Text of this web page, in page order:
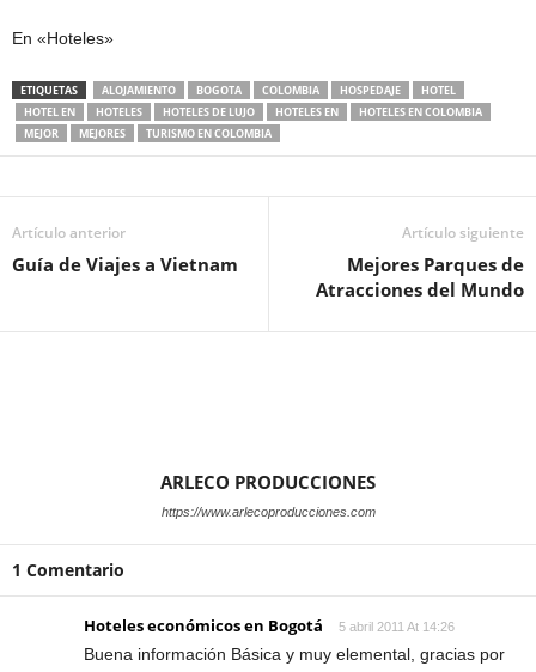
En «Hoteles»
ETIQUETAS ALOJAMIENTO BOGOTA COLOMBIA HOSPEDAJE
HOTEL
HOTEL EN
HOTELES HOTELES DE LUJO HOTELES EN
HOTELES EN COLOMBIA
MEJOR
MEJORES TURISMO EN COLOMBIA
Artículo anterior
Guía de Viajes a Vietnam
Artículo siguiente
Mejores Parques de
Atracciones del Mundo
ARLECO PRODUCCIONES
https://www.arlecoproducciones.com
1 Comentario
Hoteles económicos en Bogotá 5 abril 2011 At 14:26
Buena información Básica y muy elemental, gracias por